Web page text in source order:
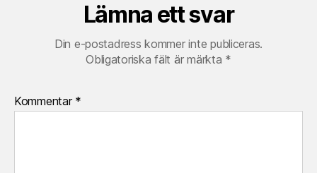
Lämna ett svar
Din e-postadress kommer inte publiceras.
Obligatoriska fält är märkta *
Kommentar *